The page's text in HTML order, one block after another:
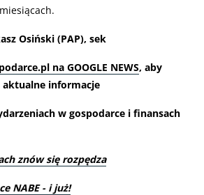
Osiński (PAP), sek
na GOOGLE NEWS, aby
aktualne informacje
w gospodarce i finansach
znów się rozpędza
NABE - i już!